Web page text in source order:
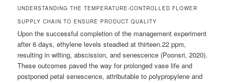
UNDERSTANDING THE TEMPERATURE-CONTROLLED FLOWER
SUPPLY CHAIN TO ENSURE PRODUCT QUALITY
Upon the successful completion of the management experiment
after 6 days, ethylene levels steadied at thirteen.22 ppm,
resulting in wilting, abscission, and senescence (Poonsri, 2020).
These outcomes paved the way for prolonged vase life and
postponed petal senescence, attributable to polypropylene and